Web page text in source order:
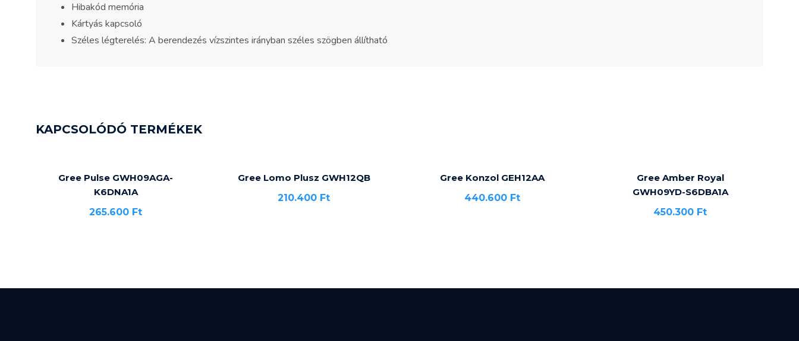
Hibakód memória
Kártyás kapcsoló
Széles légterelés: A berendezés vízszintes irányban széles szögben állítható
KAPCSOLÓDÓ TERMÉKEK
Gree Pulse GWH09AGA-
K6DNA1A
265.600 Ft
Gree Lomo Plusz GWH12QB
210.400 Ft
Gree Konzol GEH12AA
440.600 Ft
Gree Amber Royal
GWH09YD-S6DBA1A
450.300 Ft